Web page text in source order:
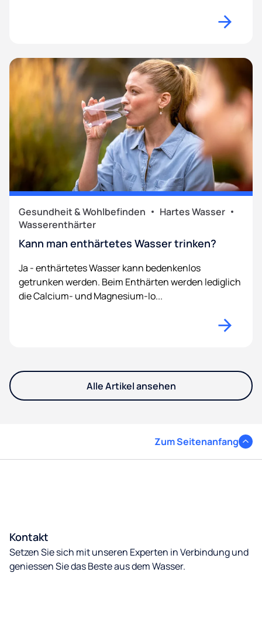
Gesundheit & Wohlbefinden
Hartes Wasser
Wasserenthärter
Kann man enthärtetes Wasser trinken?
Ja - enthärtetes Wasser kann bedenkenlos
getrunken werden. Beim Enthärten werden lediglich
die Calcium- und Magnesium-Io...
Alle Artikel ansehen
Zum Seitenanfang
Kontakt
Setzen Sie sich mit unseren Experten in Verbindung und
geniessen Sie das Beste aus dem Wasser.